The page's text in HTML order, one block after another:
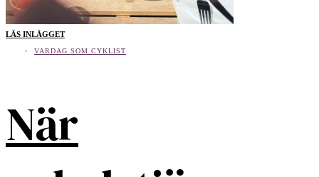
LÄS INLÄGGET
VARDAG SOM CYKLIST
När